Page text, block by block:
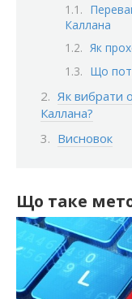
Каллана
Як
Що
Як вибрати
Каллана?
Висновок
Що таке